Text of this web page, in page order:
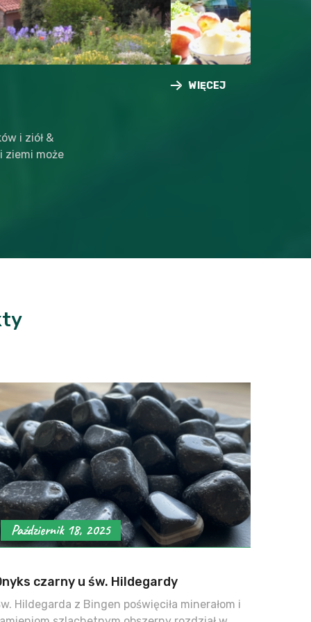
WIĘCEJ
i ziół &
ziemi może
Październik 18, 2025
czarny u św. Hildegardy
Hildegarda z Bingen poświęciła minerałom i